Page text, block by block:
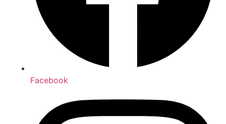
Facebook